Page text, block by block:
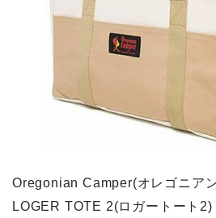
Oregonian Camper(オレゴニア
LOGER TOTE 2(ロガートート